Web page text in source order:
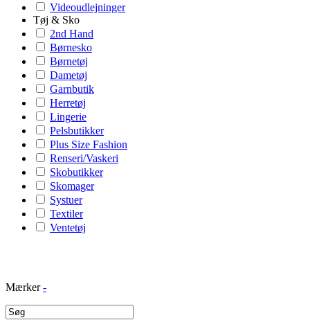
Videoudlejninger
Tøj & Sko
2nd Hand
Børnesko
Børnetøj
Dametøj
Garnbutik
Herretøj
Lingerie
Pelsbutikker
Plus Size Fashion
Renseri/Vaskeri
Skobutikker
Skomager
Systuer
Textiler
Ventetøj
Mærker -